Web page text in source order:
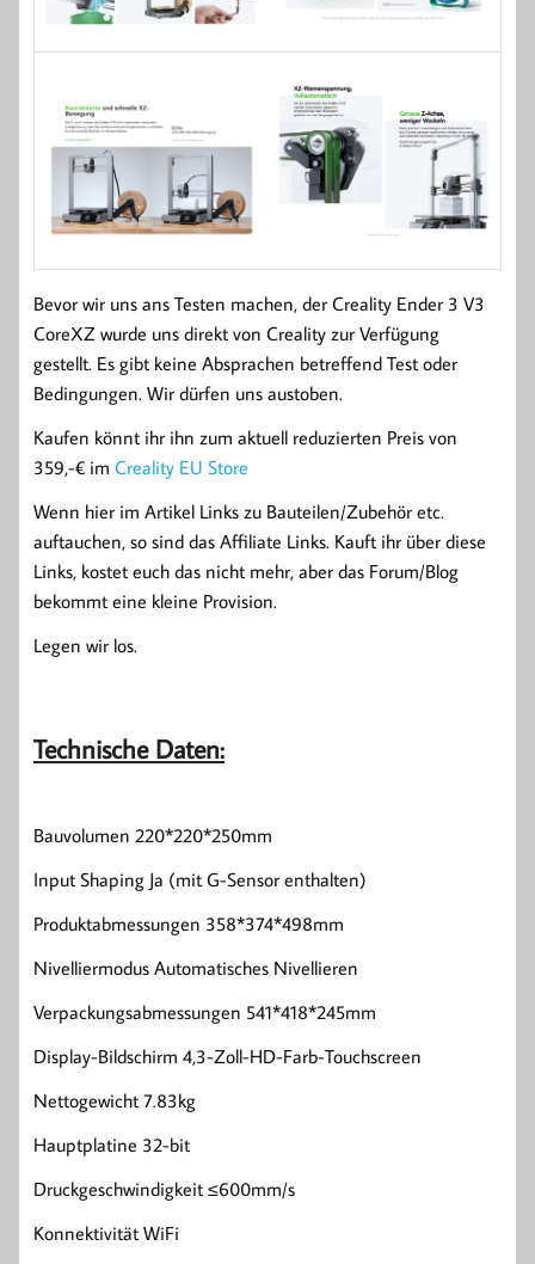
Bevor wir uns ans Testen machen, der Creality Ender 3 V3
CoreXZ wurde uns direkt von Creality zur Verfügung
gestellt. Es gibt keine Absprachen betreffend Test oder
Bedingungen. Wir dürfen uns austoben.
Kaufen könnt ihr ihn zum aktuell reduzierten Preis von
359,-€ im Creality EU Store
Wenn hier im Artikel Links zu Bauteilen/Zubehör etc.
auftauchen, so sind das Affiliate Links. Kauft ihr über diese
Links, kostet euch das nicht mehr, aber das Forum/Blog
bekommt eine kleine Provision.
Legen wir los.
Technische Daten:
Bauvolumen 220*220*250mm
Input Shaping Ja (mit G-Sensor enthalten)
Produktabmessungen 358*374*498mm
Nivelliermodus Automatisches Nivellieren
Verpackungsabmessungen 541*418*245mm
Display-Bildschirm 4,3-Zoll-HD-Farb-Touchscreen
Nettogewicht 7.83kg
Hauptplatine 32-bit
Druckgeschwindigkeit ≤600mm/s
Konnektivität WiFi